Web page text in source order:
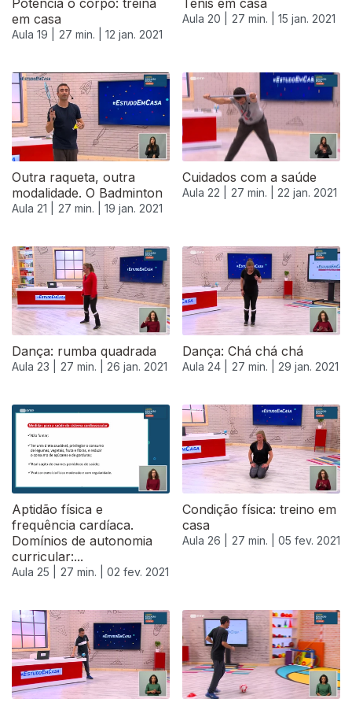
Potencia o corpo: treina
em casa
Aula 19 | 27 min. | 12 jan. 2021
Ténis em casa
Aula 20 | 27 min. | 15 jan. 2021
Outra raqueta, outra
modalidade. O Badminton
Aula 21 | 27 min. | 19 jan. 2021
Cuidados com a saúde
Aula 22 | 27 min. | 22 jan. 2021
Dança: rumba quadrada
Aula 23 | 27 min. | 26 jan. 2021
Dança: Chá chá chá
Aula 24 | 27 min. | 29 jan. 2021
520912
Aptidão física e
frequência cardíaca.
Domínios de autonomia
curricular:...
Aula 25 | 27 min. | 02 fev. 2021
Condição física: treino em
casa
Aula 26 | 27 min. | 05 fev. 2021